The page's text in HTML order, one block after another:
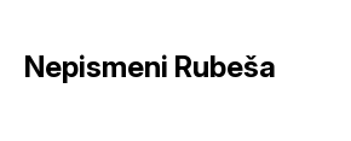
Nepismeni Rubeša